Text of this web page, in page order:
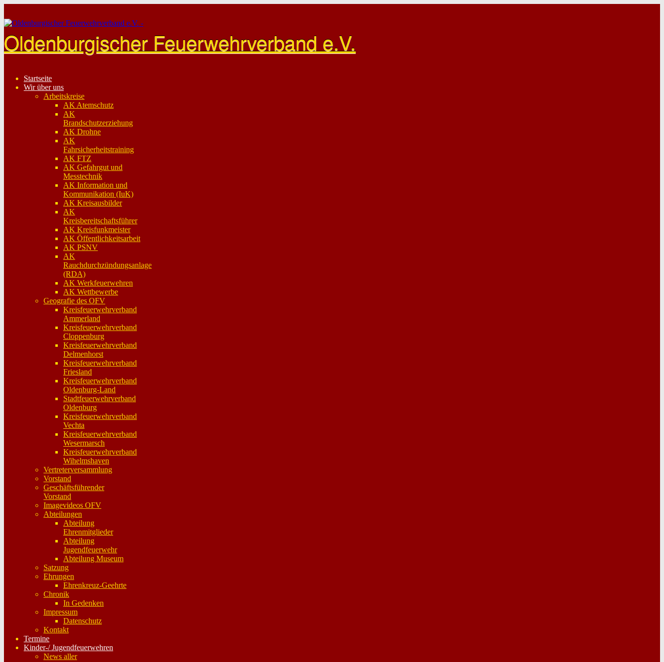
content
Oldenburgischer Feuerwehrverband e.V.
Startseite
Wir über uns
Arbeitskreise
AK Atemschutz
AK
Brandschutzerziehung
AK Drohne
AK
Fahrsicherheitstraining
AK FTZ
AK Gefahrgut und
Messtechnik
AK Information und
Kommunikation (IuK)
AK Kreisausbilder
AK
Kreisbereitschaftsführer
AK Kreisfunkmeister
AK Öffentlichkeitsarbeit
AK PSNV
AK
Rauchdurchzündungsanlage
(RDA)
AK Werkfeuerwehren
AK Wettbewerbe
Geografie des OFV
Kreisfeuerwehrverband
Ammerland
Kreisfeuerwehrverband
Cloppenburg
Kreisfeuerwehrverband
Delmenhorst
Kreisfeuerwehrverband
Friesland
Kreisfeuerwehrverband
Oldenburg-Land
Stadtfeuerwehrverband
Oldenburg
Kreisfeuerwehrverband
Vechta
Kreisfeuerwehrverband
Wesermarsch
Kreisfeuerwehrverband
Wihelmshaven
Vertreterversammlung
Vorstand
Geschäftsführender
Vorstand
Imagevideos OFV
Abteilungen
Abteilung
Ehrenmitglieder
Abteilung
Jugendfeuerwehr
Abteilung Museum
Satzung
Ehrungen
Ehrenkreuz-Geehrte
Chronik
In Gedenken
Impressum
Datenschutz
Kontakt
Termine
Kinder-/ Jugendfeuerwehren
News aller